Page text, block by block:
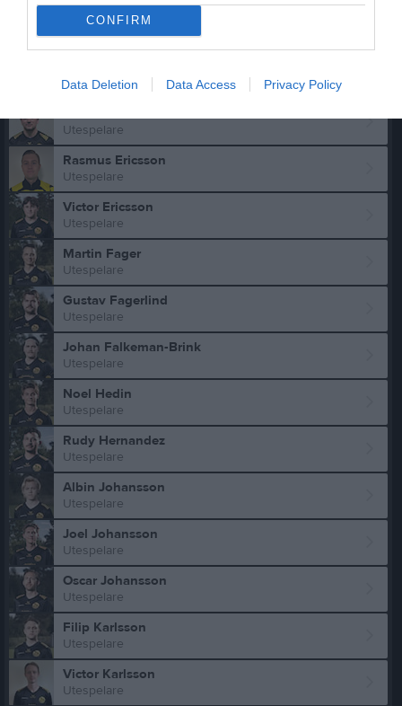
CONFIRM
Data Deletion Data Access Privacy Policy
Dante Campos
Utespelare
Utespelare
Utespelare
Rasmus Ericsson
Utespelare
Victor Ericsson
Utespelare
Martin Fager
Utespelare
Gustav Fagerlind
Utespelare
Johan Falkeman-Brink
Utespelare
Noel Hedin
Utespelare
Rudy Hernandez
Utespelare
Albin Johansson
Utespelare
Joel Johansson
Utespelare
Oscar Johansson
Utespelare
Filip Karlsson
Utespelare
Victor Karlsson
Utespelare